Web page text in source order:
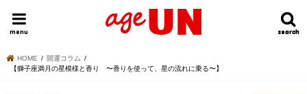
search
search
menu
HOME 今日の運勢ランキング 明日の運勢ランキング 今週の運勢
HOME
開運コラム
【獅子座満月の星模様と香り 〜香りを使って、星の流れに乗る〜】